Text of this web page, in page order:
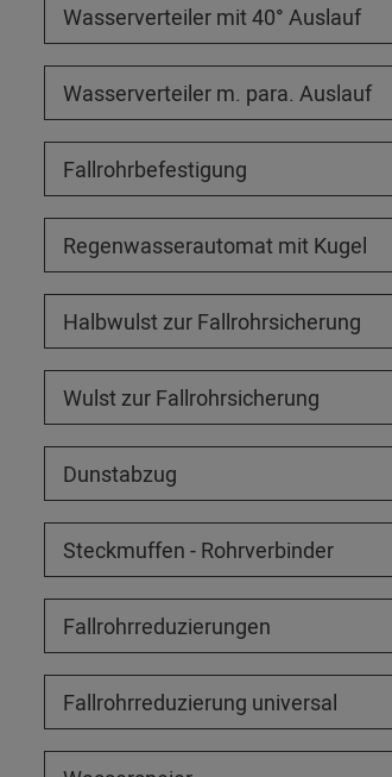
Wasserverteiler mit 40° Auslauf
Wasserverteiler m. para. Auslauf
Fallrohrbefestigung
Regenwasserautomat mit Kugel
Halbwulst zur Fallrohrsicherung
Wulst zur Fallrohrsicherung
Dunstabzug
Steckmuffen - Rohrverbinder
Fallrohrreduzierungen
Fallrohrreduzierung universal